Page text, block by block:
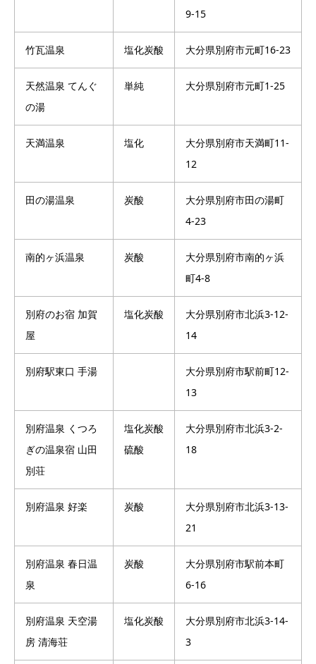
9-15
竹瓦温泉 塩化炭酸 大分県別府市元町16-23
天然温泉 てんぐ
の湯
単純 大分県別府市元町1-25
天満温泉 塩化
大分県別府市天満町11-
12
田の湯温泉 炭酸
大分県別府市田の湯町
4-23
南的ヶ浜温泉 炭酸
大分県別府市南的ヶ浜
町4-8
別府のお宿 加賀
屋
塩化炭酸
大分県別府市北浜3-12-
14
別府駅東口 手湯
大分県別府市駅前町12-
13
別府温泉 くつろ
ぎの温泉宿 山田
別荘
塩化炭酸
硫酸
大分県別府市北浜3-2-
18
別府温泉 好楽 炭酸
大分県別府市北浜3-13-
21
別府温泉 春日温
泉
炭酸
大分県別府市駅前本町
6-16
別府温泉 天空湯
房 清海荘
塩化炭酸
大分県別府市北浜3-14-
3